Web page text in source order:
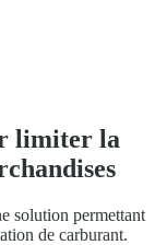
limiter la
solution permettant
de carburant.